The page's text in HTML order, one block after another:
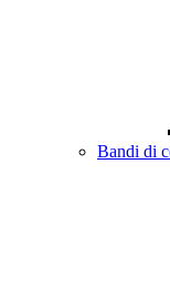
Bandi di